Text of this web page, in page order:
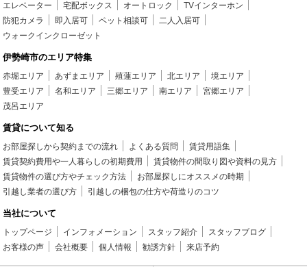
エレベーター
宅配ボックス オートロック
TVインターホン
防犯カメラ
即入居可 ペット相談可
二人入居可
ウォークインクローゼット
伊勢崎市のエリア特集
赤堀エリア あずまエリア 殖蓮エリア 北エリア
境エリア
豊受エリア
名和エリア 三郷エリア 南エリア
宮郷エリア
茂呂エリア
賃貸について知る
お部屋探しから契約までの流れ よくある質問
賃貸用語集
賃貸契約費用や一人暮らしの初期費用
賃貸物件の間取り図や資料の見方
賃貸物件の選び方やチェック方法
お部屋探しにオススメの時期
引越し業者の選び方
引越しの梱包の仕方や荷造りのコツ
当社について
トップページ インフォメーション スタッフ紹介
スタッフブログ
お客様の声
会社概要 個人情報 勧誘方針 来店予約